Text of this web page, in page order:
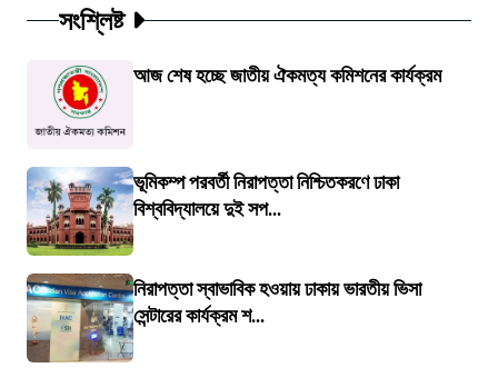
সংশ্লিষ্ট
আজ শেষ হচ্ছে জাতীয় ঐকমত্য কমিশনের কার্যক্রম
ভূমিকম্প পরবর্তী নিরাপত্তা নিশ্চিতকরণে ঢাকা
বিশ্ববিদ্যালয়ে দুই সপ...
নিরাপত্তা স্বাভাবিক হওয়ায় ঢাকায় ভারতীয় ভিসা
সেন্টারের কার্যক্রম শ...